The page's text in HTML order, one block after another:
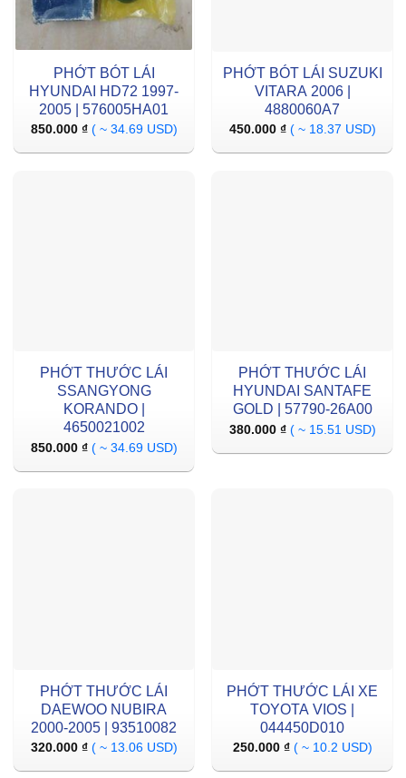
PHỚT BÓT LÁI
HYUNDAI HD72 1997-
2005 | 576005HA01
850.000 ₫ ( ~ 34.69 USD)
PHỚT BÓT LÁI SUZUKI
VITARA 2006 |
4880060A7
450.000 ₫ ( ~ 18.37 USD)
PHỚT THƯỚC LÁI
SSANGYONG
KORANDO |
4650021002
850.000 ₫ ( ~ 34.69 USD)
PHỚT THƯỚC LÁI
HYUNDAI SANTAFE
GOLD | 57790-26A00
380.000 ₫ ( ~ 15.51 USD)
PHỚT THƯỚC LÁI
DAEWOO NUBIRA
2000-2005 | 93510082
320.000 ₫ ( ~ 13.06 USD)
PHỚT THƯỚC LÁI XE
TOYOTA VIOS |
044450D010
250.000 ₫ ( ~ 10.2 USD)